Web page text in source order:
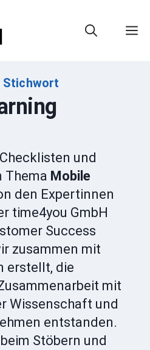
Stichwort
und
Thema Mobile
den Expertinnen
time4you GmbH
Success
zusammen mit
erstellt, die
mit
Wissenschaft und
entstanden.
Stöbern und